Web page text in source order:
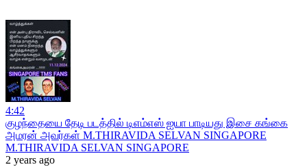
4:42
குழந்தையை தேடி படத்தில் டிஎம்எஸ் ஐயா பாடியது இசை கங்கை
அமரன் அவர்கள் M.THIRAVIDA SELVAN SINGAPORE
M.THIRAVIDA SELVAN SINGAPORE
2 years ago